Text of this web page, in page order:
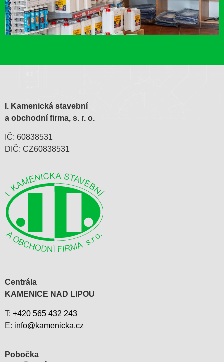
I. Kamenická stavební
a obchodní firma, s. r. o.
IČ: 60838531
DIČ: CZ60838531
Centrála
KAMENICE NAD LIPOU
T: +420 565 432 243
E: info@kamenicka.cz
Pobočka